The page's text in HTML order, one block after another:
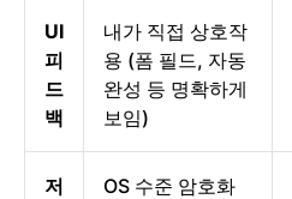
UI
피
드
백
내가 직접 상호작
용 (폼 필드, 자동
완성 등 명확하게
보임)
저
OS 수준 암호화